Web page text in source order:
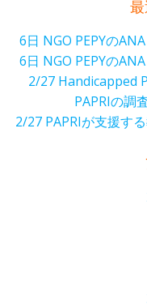
6日 NGO PEPYの
6日 NGO PEPYの
2/27 Handicapped
PAPRIの調
2/27 PAPRIが支援す